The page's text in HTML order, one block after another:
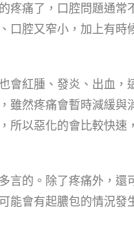
疼痛了，口腔問題通
口腔又窄小，加上有
會紅腫、發炎、出血
雖然疼痛會暫時減緩
所以惡化的會比較快
言的。除了疼痛外，
能會有起膿包的情況發